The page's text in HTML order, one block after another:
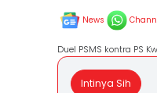
News
Duel PSMS kontra PS
Intinya Sih